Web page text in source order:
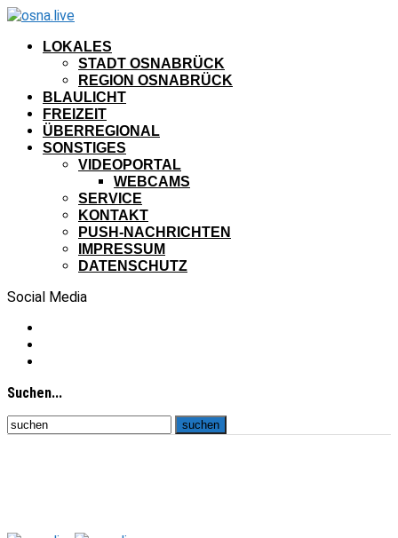
LOKALES
STADT OSNABRÜCK
REGION OSNABRÜCK
BLAULICHT
FREIZEIT
ÜBERREGIONAL
SONSTIGES
VIDEOPORTAL
WEBCAMS
SERVICE
KONTAKT
PUSH-NACHRICHTEN
IMPRESSUM
DATENSCHUTZ
Social Media
Suchen...